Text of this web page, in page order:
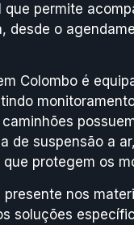
permite
desde o
Colombo é
de suspensão a
protegem os
nos
soluções